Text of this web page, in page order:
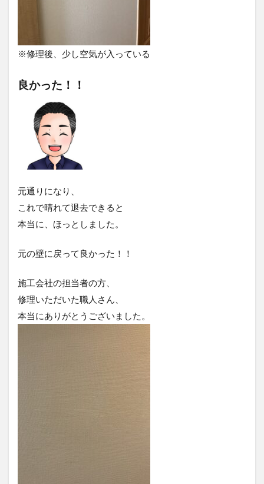
※修理後、少し空気が入っている
良かった！！
元通りになり、
これで晴れて退去できると
本当に、ほっとしました。
元の壁に戻って良かった！！
施工会社の担当者の方、
修理いただいた職人さん、
本当にありがとうございました。